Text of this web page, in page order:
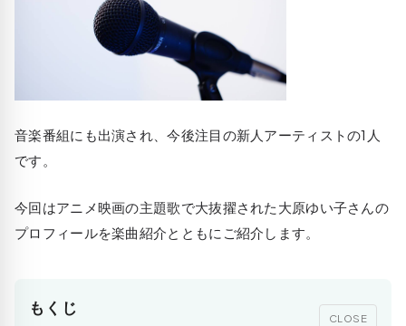
音楽番組にも出演され、今後注目の新人アーティストの1人
です。
今回はアニメ映画の主題歌で大抜擢された大原ゆい子さんの
プロフィールを楽曲紹介とともにご紹介します。
もくじ
CLOSE